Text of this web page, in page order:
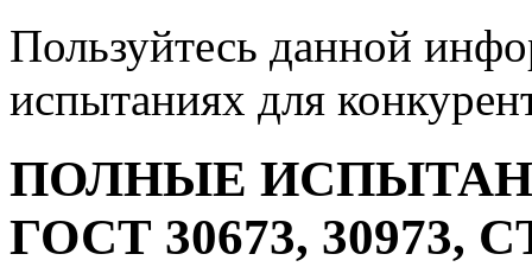
Пользуйтесь данной
испытаниях для
ПОЛНЫЕ
ГОСТ 30673, 30973,